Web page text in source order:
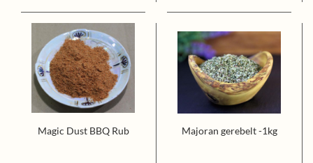
Magic Dust BBQ Rub Majoran gerebelt -1kg